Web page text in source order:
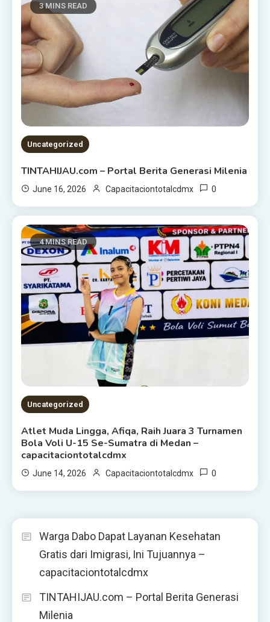
3 MINS READ
Uncategorized
TINTAHIJAU.com – Portal Berita Generasi Milenia
June 16, 2026 Capacitaciontotalcdmx 0
4 MINS READ
Uncategorized
Atlet Muda Lingga, Afiqa, Raih Juara 3 Turnamen
Bola Voli U-15 Se-Sumatra di Medan –
capacitaciontotalcdmx
June 14, 2026 Capacitaciontotalcdmx 0
Warga Dabo Dapat Layanan Kesehatan
Gratis dari Imigrasi, Ini Tujuannya –
capacitaciontotalcdmx
TINTAHIJAU.com – Portal Berita Generasi
Milenia